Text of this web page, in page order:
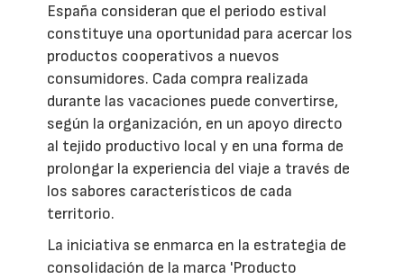
España consideran que el periodo estival
constituye una oportunidad para acercar los
productos cooperativos a nuevos
consumidores. Cada compra realizada
durante las vacaciones puede convertirse,
según la organización, en un apoyo directo
al tejido productivo local y en una forma de
prolongar la experiencia del viaje a través de
los sabores característicos de cada
territorio.
La iniciativa se enmarca en la estrategia de
consolidación de la marca 'Producto